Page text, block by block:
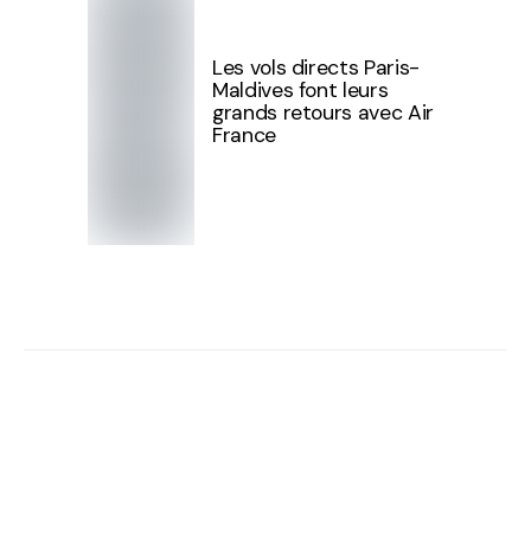
Les vols directs Paris-
Maldives font leurs
grands retours avec Air
France